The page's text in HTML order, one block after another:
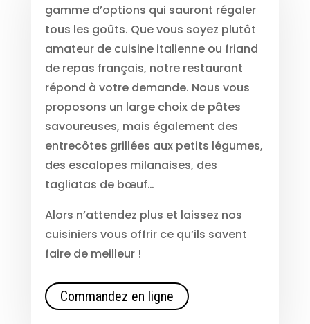
gamme d’options qui sauront régaler
tous les goûts. Que vous soyez plutôt
amateur de cuisine italienne ou friand
de repas français, notre restaurant
répond à votre demande. Nous vous
proposons un large choix de pâtes
savoureuses, mais également des
entrecôtes grillées aux petits légumes,
des escalopes milanaises, des
tagliatas de bœuf…
Alors n’attendez plus et laissez nos
cuisiniers vous offrir ce qu’ils savent
faire de meilleur !
Commandez en ligne